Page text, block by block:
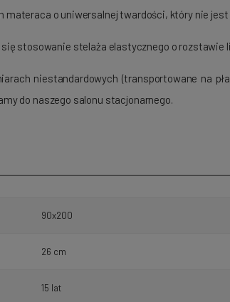
o uniwersalnej twardości, który nie jest
stosowanie stelaża elastycznego o rozstawie
niestandardowych (transportowane na
do naszego salonu stacjonarnego.
90x200
26 cm
15 lat